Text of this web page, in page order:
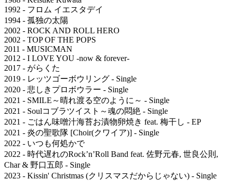
1992 - フロム イエスタデイ
1994 - 孤独の太陽
2002 - ROCK AND ROLL HERO
2002 - TOP OF THE POPS
2011 - MUSICMAN
2012 - I LOVE YOU -now & forever-
2017 - がらくた
2019 - レッツゴーボウリング - Single
2020 - 悲しきプロボウラー - Single
2021 - SMILE～晴れ渡る空のように～ - Single
2021 - Soulコブラツイスト～魂の悶絶 - Single
2021 - ごはん味噌汁海苔お漬物卵焼き feat. 梅干し - EP
2021 - 炎の聖歌隊 [Choir(クワイア)] - Single
2022 - いつも何処かで
2022 - 時代遅れのRock’n’Roll Band feat. 佐野元春, 世良公則,
Char & 野口五郎 - Single
2023 - Kissin' Christmas (クリスマスだからじゃない) - Single